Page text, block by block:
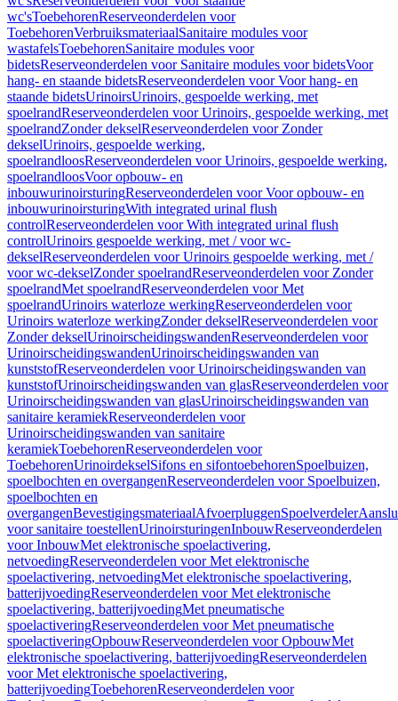
wc'sToebehorenReserveonderdelen voor
ToebehorenVerbruiksmateriaalSanitaire modules voor
wastafelsToebehorenSanitaire modules voor
bidetsReserveonderdelen voor Sanitaire modules voor bidetsVoor
hang- en staande bidetsReserveonderdelen voor Voor hang- en
staande bidetsUrinoirsUrinoirs, gespoelde werking, met
spoelrandReserveonderdelen voor Urinoirs, gespoelde werking, met
spoelrandZonder dekselReserveonderdelen voor Zonder
dekselUrinoirs, gespoelde werking,
spoelrandloosReserveonderdelen voor Urinoirs, gespoelde werking,
spoelrandloosVoor opbouw- en
inbouwurinoirsturingReserveonderdelen voor Voor opbouw- en
inbouwurinoirsturingWith integrated urinal flush
controlReserveonderdelen voor With integrated urinal flush
controlUrinoirs gespoelde werking, met / voor wc-
dekselReserveonderdelen voor Urinoirs gespoelde werking, met /
voor wc-dekselZonder spoelrandReserveonderdelen voor Zonder
spoelrandMet spoelrandReserveonderdelen voor Met
spoelrandUrinoirs waterloze werkingReserveonderdelen voor
Urinoirs waterloze werkingZonder dekselReserveonderdelen voor
Zonder dekselUrinoirscheidingswandenReserveonderdelen voor
UrinoirscheidingswandenUrinoirscheidingswanden van
kunststofReserveonderdelen voor Urinoirscheidingswanden van
kunststofUrinoirscheidingswanden van glasReserveonderdelen voor
Urinoirscheidingswanden van glasUrinoirscheidingswanden van
sanitaire keramiekReserveonderdelen voor
Urinoirscheidingswanden van sanitaire
keramiekToebehorenReserveonderdelen voor
ToebehorenUrinoirdekselSifons en sifontoebehorenSpoelbuizen,
spoelbochten en overgangenReserveonderdelen voor Spoelbuizen,
spoelbochten en
overgangenBevestigingsmateriaalAfvoerpluggenSpoelverdeler
voor sanitaire toestellenUrinoirsturingenInbouwReserveonderdelen
voor InbouwMet elektronische spoelactivering,
netvoedingReserveonderdelen voor Met elektronische
spoelactivering, netvoedingMet elektronische spoelactivering,
batterijvoedingReserveonderdelen voor Met elektronische
spoelactivering, batterijvoedingMet pneumatische
spoelactiveringReserveonderdelen voor Met pneumatische
spoelactiveringOpbouwReserveonderdelen voor OpbouwMet
elektronische spoelactivering, batterijvoedingReserveonderdelen
voor Met elektronische spoelactivering,
batterijvoedingToebehorenReserveonderdelen voor